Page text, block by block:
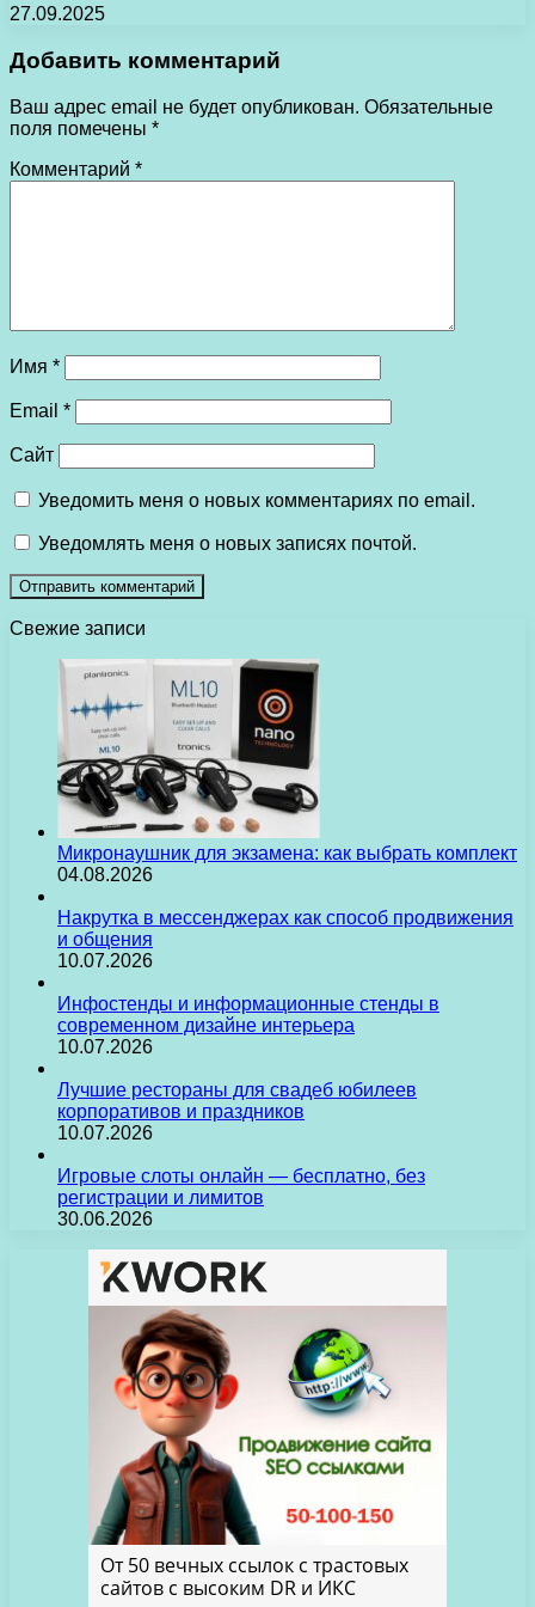
27.09.2025
Добавить комментарий
Ваш адрес email не будет опубликован. Обязательные
поля помечены *
Комментарий *
Имя *
Email *
Сайт
Уведомить меня о новых комментариях по email.
Уведомлять меня о новых записях почтой.
Свежие записи
Микронаушник для экзамена: как выбрать комплект
04.08.2026
Накрутка в мессенджерах как способ продвижения
и общения
10.07.2026
Инфостенды и информационные стенды в
современном дизайне интерьера
10.07.2026
Лучшие рестораны для свадеб юбилеев
корпоративов и праздников
10.07.2026
Игровые слоты онлайн — бесплатно, без
регистрации и лимитов
30.06.2026